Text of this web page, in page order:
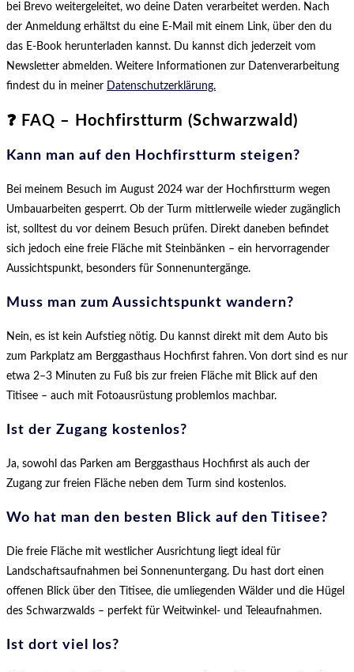
bei Brevo weitergeleitet, wo deine Daten verarbeitet werden. Nach
der Anmeldung erhältst du eine E-Mail mit einem Link, über den du
das E-Book herunterladen kannst. Du kannst dich jederzeit vom
Newsletter abmelden. Weitere Informationen zur Datenverarbeitung
findest du in meiner Datenschutz­erklärung.
❓ FAQ – Hochfirstturm (Schwarzwald)
Kann man auf den Hochfirstturm steigen?
Bei meinem Besuch im August 2024 war der Hochfirstturm wegen
Umbauarbeiten gesperrt. Ob der Turm mittlerweile wieder zugänglich
ist, solltest du vor deinem Besuch prüfen. Direkt daneben befindet
sich jedoch eine freie Fläche mit Steinbänken – ein hervorragender
Aussichtspunkt, besonders für Sonnenuntergänge.
Muss man zum Aussichtspunkt wandern?
Nein, es ist kein Aufstieg nötig. Du kannst direkt mit dem Auto bis
zum Parkplatz am Berggasthaus Hochfirst fahren. Von dort sind es nur
etwa 2–3 Minuten zu Fuß bis zur freien Fläche mit Blick auf den
Titisee – auch mit Fotoausrüstung problemlos machbar.
Ist der Zugang kostenlos?
Ja, sowohl das Parken am Berggasthaus Hochfirst als auch der
Zugang zur freien Fläche neben dem Turm sind kostenlos.
Wo hat man den besten Blick auf den Titisee?
Die freie Fläche mit westlicher Ausrichtung liegt ideal für
Landschaftsaufnahmen bei Sonnenuntergang. Du hast dort einen
offenen Blick über den Titisee, die umliegenden Wälder und die Hügel
des Schwarzwalds – perfekt für Weitwinkel- und Teleaufnahmen.
Ist dort viel los?